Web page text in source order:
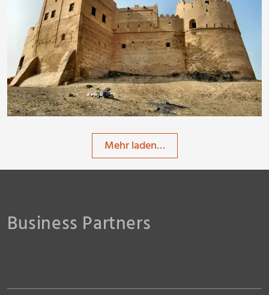
awindi
Mehr laden…
Business Partners